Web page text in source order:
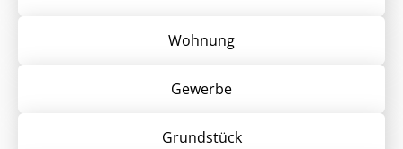
Wohnung
Gewerbe
Grund­stück